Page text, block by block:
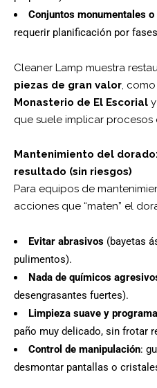
Conjuntos monumentales
requerir planificación por
Cleaner Lamp muestra
piezas de gran valor,
Monasterio de El Escorial
que suele implicar
Mantenimiento del
resultado (sin riesgos)
Para equipos de
acciones que “maten” el
Evitar abrasivos (bayetas
pulimentos).
Nada de químicos
desengrasantes fuertes).
Limpieza suave y
paño muy delicado, sin frotar
Control de manipulación:
desmontar pantallas o